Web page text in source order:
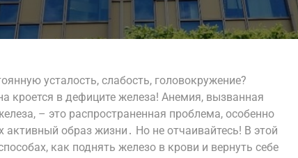
усталость, слабость, головокружение?
кроется в дефиците железа! Анемия, вызванная
– это распространенная проблема, особенно
образ жизни․ Но не отчаивайтесь! В этой
как поднять железо в крови и вернуть себе